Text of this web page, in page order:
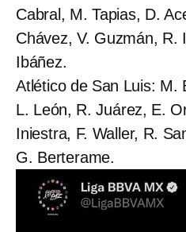
Cabral, M. Tapias, D.
Chávez, V. Guzmán, R.
Ibáñez.
Atlético de San Luis: M.
L. León, R. Juárez, E.
Iniestra, F. Waller, R.
G. Berterame.